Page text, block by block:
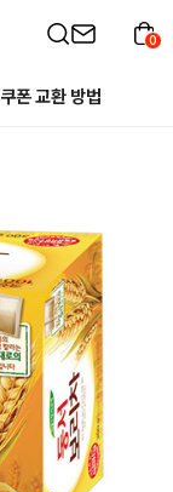
쿠폰 교환 방법
0